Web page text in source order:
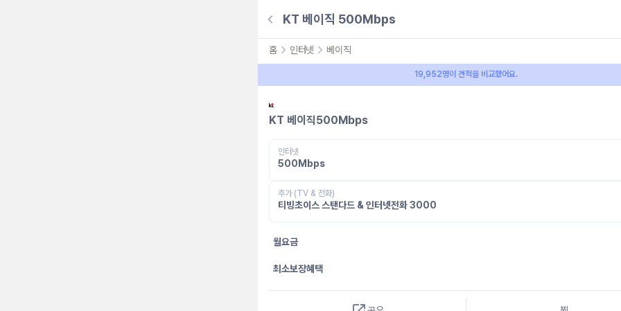
KT 베이직 500Mbps
홈 인터넷 베이직
19,952명이 견적을 비교했어요.
KT 베이직500Mbps
인터넷
500Mbps
추가 (TV & 전화)
티빙초이스 스탠다드 & 인터넷전화 3000
월요금
최소보장혜택